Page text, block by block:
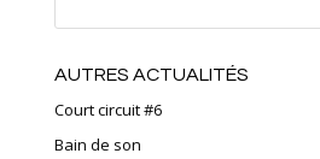
AUTRES ACTUALITÉS
Court circuit #6
Bain de son